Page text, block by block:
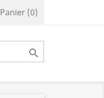
Panier (0)
